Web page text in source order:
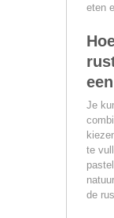
eten
Je
te
de